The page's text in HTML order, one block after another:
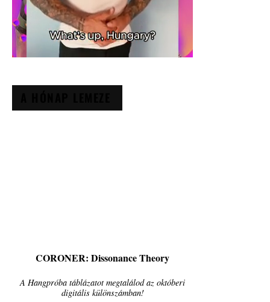
CORONER: Dissonance Theory
A Hangpróba táblázatot megtalálod az októberi
digitális különszámban!